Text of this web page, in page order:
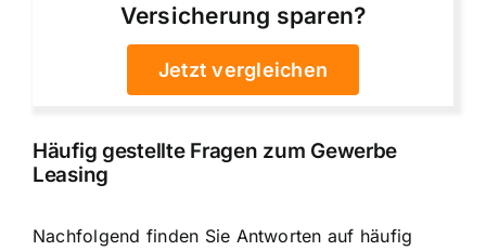
Versicherung sparen?
Jetzt vergleichen
Häufig gestellte Fragen zum Gewerbe
Leasing
Nachfolgend finden Sie Antworten auf häufig